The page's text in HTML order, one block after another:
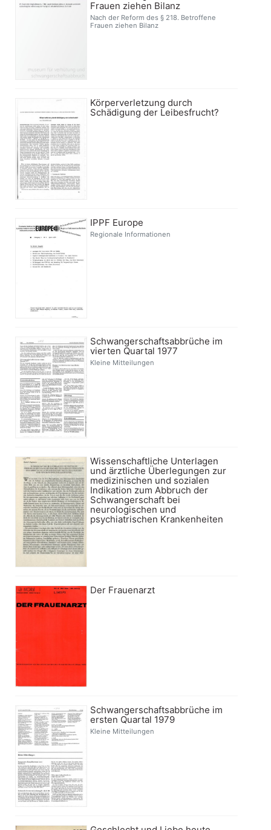
Frauen ziehen Bilanz
Nach der Reform des § 218. Betroffene
Frauen ziehen Bilanz
Körperverletzung durch
Schädigung der Leibesfrucht?
IPPF Europe
Regionale Informationen
Schwangerschaftsabbrüche im
vierten Quartal 1977
Kleine Mitteilungen
Wissenschaftliche Unterlagen
und ärztliche Überlegungen zur
medizinischen und sozialen
Indikation zum Abbruch der
Schwangerschaft bei
neurologischen und
psychiatrischen Krankenheiten
Der Frauenarzt
Schwangerschaftsabbrüche im
ersten Quartal 1979
Kleine Mitteilungen